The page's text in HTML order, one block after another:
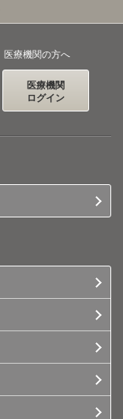
医療機関の方へ
医療機関
ログイン